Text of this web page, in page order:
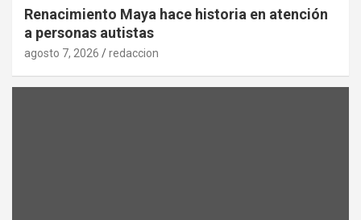
Renacimiento Maya hace historia en atención
a personas autistas
agosto 7, 2026 redaccion